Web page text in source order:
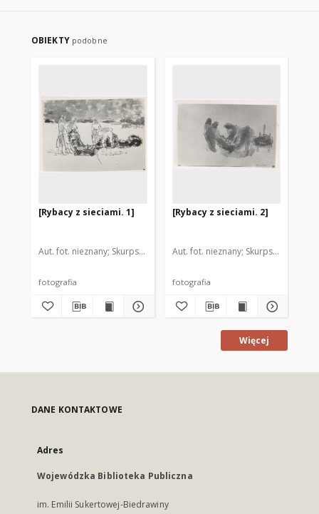
OBIEKTY podobne
[Rybacy z sieciami. 1]
Aut. fot. nieznany Skurpski, Hieronim (1914-2006). Il.
fotografia
[Rybacy z sieciami. 2]
Aut. fot. nieznany Skurpski,
fotografia
Więcej
DANE KONTAKTOWE
Adres
Wojewódzka Biblioteka Publiczna
im. Emilii Sukertowej-Biedrawiny